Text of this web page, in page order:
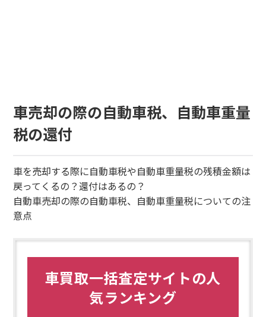
車売却の際の自動車税、自動車重量
税の還付
車を売却する際に自動車税や自動車重量税の残積金額は
戻ってくるの？還付はあるの？
自動車売却の際の自動車税、自動車重量税についての注
意点
車買取一括査定サイトの人
気ランキング